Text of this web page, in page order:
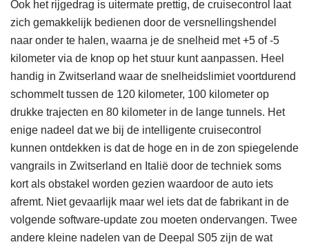
Ook het rijgedrag is uitermate prettig, de cruisecontrol laat
zich gemakkelijk bedienen door de versnellingshendel
naar onder te halen, waarna je de snelheid met +5 of -5
kilometer via de knop op het stuur kunt aanpassen. Heel
handig in Zwitserland waar de snelheidslimiet voortdurend
schommelt tussen de 120 kilometer, 100 kilometer op
drukke trajecten en 80 kilometer in de lange tunnels. Het
enige nadeel dat we bij de intelligente cruisecontrol
kunnen ontdekken is dat de hoge en in de zon spiegelende
vangrails in Zwitserland en Italië door de techniek soms
kort als obstakel worden gezien waardoor de auto iets
afremt. Niet gevaarlijk maar wel iets dat de fabrikant in de
volgende software-update zou moeten ondervangen. Twee
andere kleine nadelen van de Deepal S05 zijn de wat